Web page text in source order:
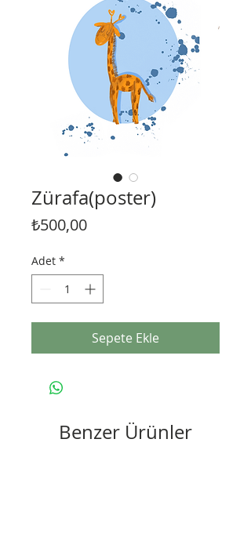
Zürafa(poster)
₺500,00Fiyat
Adet *
Sepete Ekle
Benzer Ürünler